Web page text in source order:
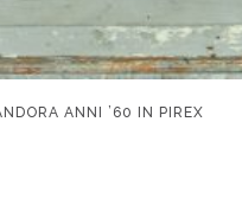
ANNI ’60 IN PIREX